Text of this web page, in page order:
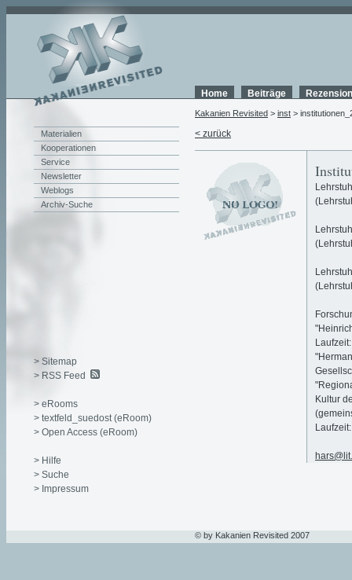
Home Beiträge
Kakanien Revisited > inst >
< zurück
Kultur
Materialien
Kooperationen
Service
Newsletter
Weblogs
Archiv-Suche
> Sitemap
> RSS Feed
> eRooms
> textfeld_suedost (eRoom)
> Open Access (eRoom)
> Hilfe
> Suche
> Impressum
© by Kakanien Revisited 2007